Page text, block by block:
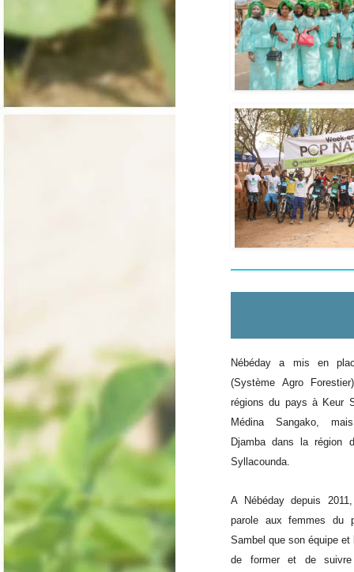
Nébéday a mis en
(Système Agro
régions du pays à Keur
Médina Sangako,
Djamba dans la région
Syllacounda.
A Nébéday depuis
parole aux femmes du
Sambel que son équipe et
de former et de suivre